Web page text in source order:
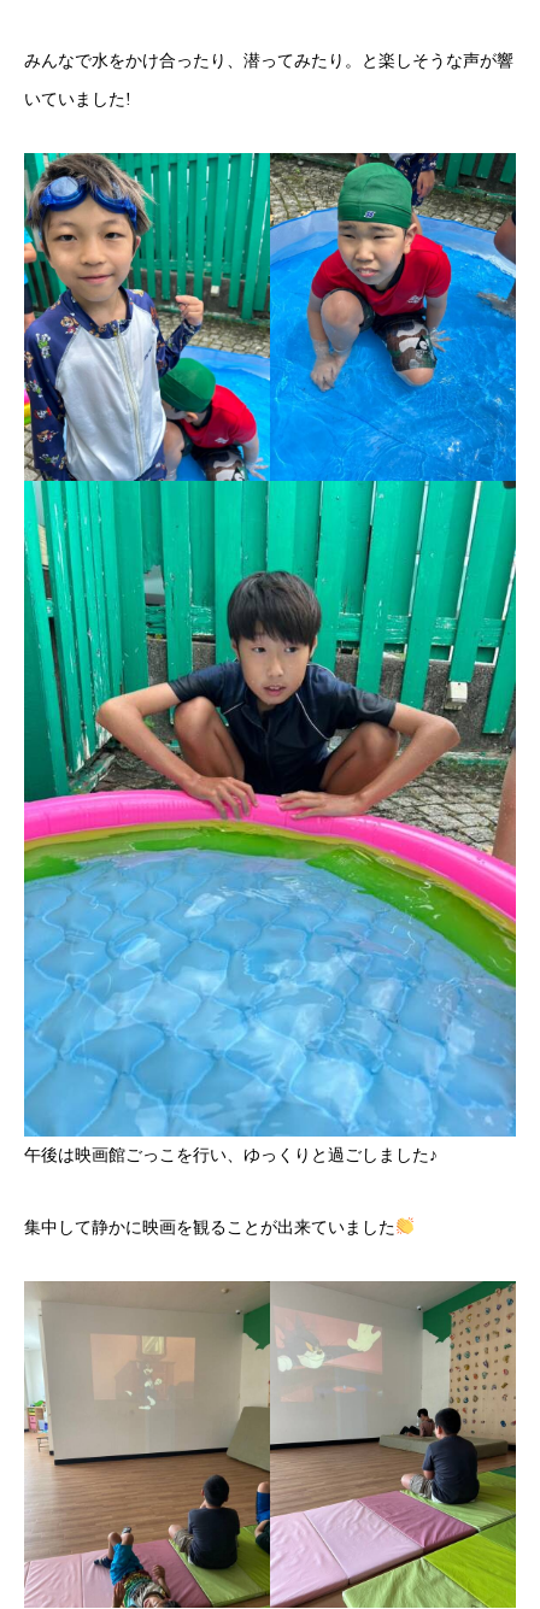
みんなで水をかけ合ったり、潜ってみたり。と楽しそうな声が響
いていました!
午後は映画館ごっこを行い、ゆっくりと過ごしました♪
集中して静かに映画を観ることが出来ていました